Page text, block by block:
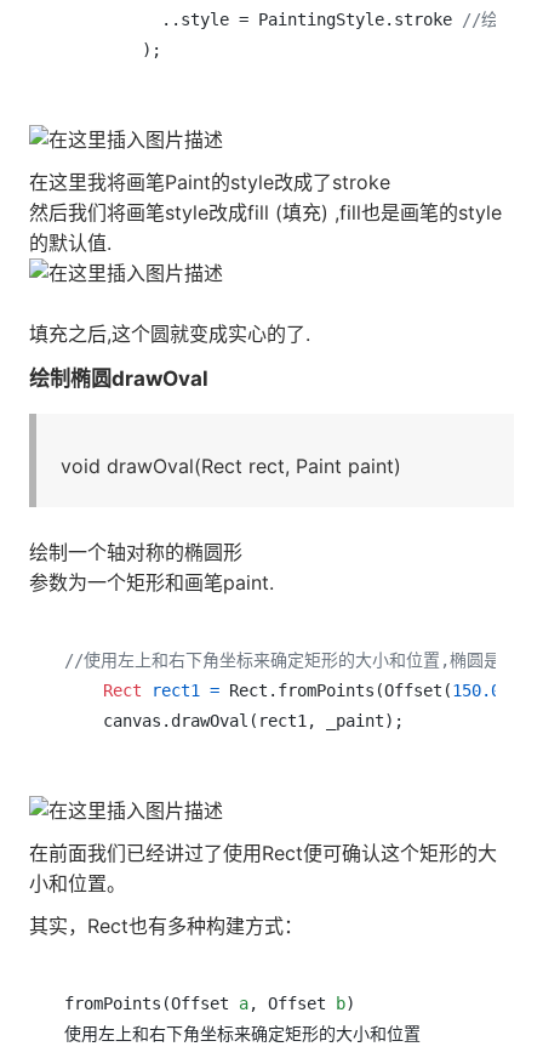
          ..style = PaintingStyle.stroke
//绘画风
在这里我将画笔Paint的style改成了stroke
然后我们将画笔style改成fill (填充) ,fill也是画笔的style
的默认值.
填充之后,这个圆就变成实心的了.
绘制椭圆drawOval
void drawOval(Rect rect, Paint paint)
绘制一个轴对称的椭圆形
参数为一个矩形和画笔paint.
//使用左上和右下角坐标来确定矩形的大小和位置,椭圆是在这
Rect
rect1 = Rect.fromPoints(Offset(150.0
在前面我们已经讲过了使用Rect便可确认这个矩形的大
小和位置。
其实，Rect也有多种构建方式：
fromPoints(Offset a, Offset b)
使用左上和右下角坐标来确定矩形的大小和位置